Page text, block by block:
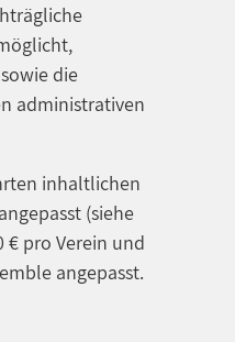
die
administrativen
inhaltlichen
(siehe
€ pro Verein und
angepasst.